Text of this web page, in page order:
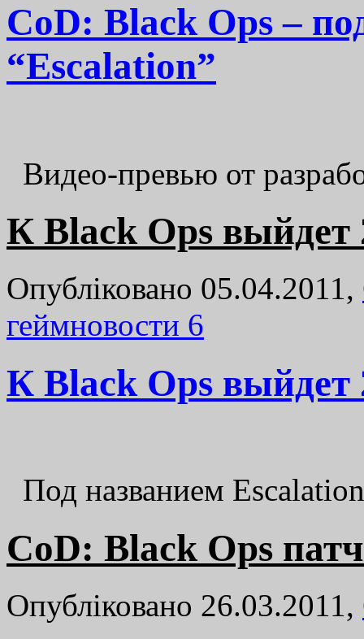
CoD: Black Ops –
“Escalation”
Видео-превью от
К Black Ops выйдет
Опубліковано 05.04.2011,
геймновости 6
К Black Ops выйдет
Под названием Escalation
CoD: Black Ops
Опубліковано 26.03.2011,